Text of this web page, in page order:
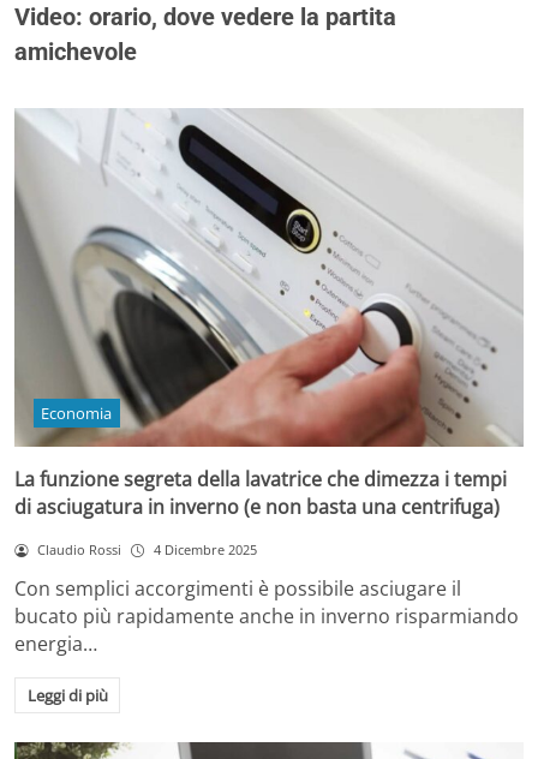
Video: orario, dove vedere la partita
amichevole
Economia
La funzione segreta della lavatrice che dimezza i tempi
di asciugatura in inverno (e non basta una centrifuga)
Claudio Rossi 4 Dicembre 2025
Con semplici accorgimenti è possibile asciugare il
bucato più rapidamente anche in inverno risparmiando
energia…
Leggi di più